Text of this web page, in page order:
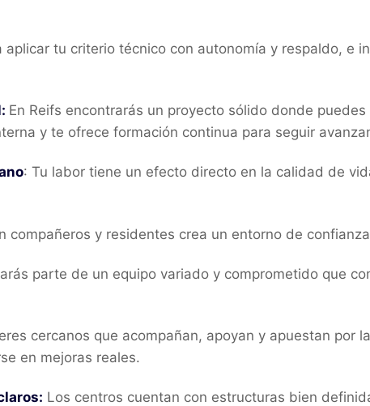
aplicar tu criterio técnico con autonomía y respaldo, e
En Reifs encontrarás un proyecto sólido donde
y te ofrece formación continua para seguir
: Tu labor tiene un efecto directo en la calidad de
compañeros y residentes crea un entorno de
parte de un equipo variado y comprometido que
cercanos que acompañan, apoyan y apuestan por
en mejoras reales.
Los centros cuentan con estructuras bien